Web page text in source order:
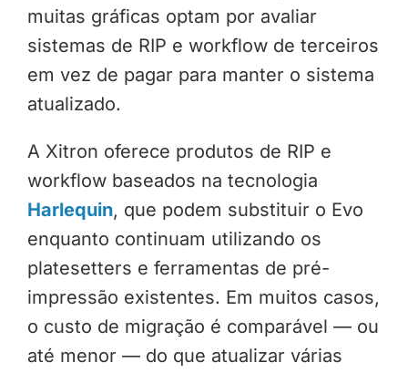
muitas gráficas optam por avaliar
sistemas de RIP e workflow de terceiros
em vez de pagar para manter o sistema
atualizado.
A Xitron oferece produtos de RIP e
workflow baseados na tecnologia
Harlequin, que podem substituir o Evo
enquanto continuam utilizando os
platesetters e ferramentas de pré-
impressão existentes. Em muitos casos,
o custo de migração é comparável — ou
até menor — do que atualizar várias